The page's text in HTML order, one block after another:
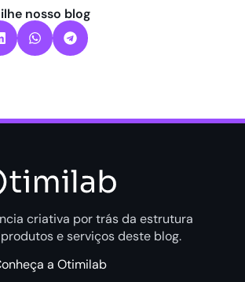
nosso blog
criativa por trás da estrutura
e serviços deste blog.
a Otimilab